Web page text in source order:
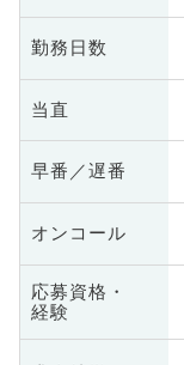
勤務日数
当直
早番／遅番
オンコール
応募資格・
経験